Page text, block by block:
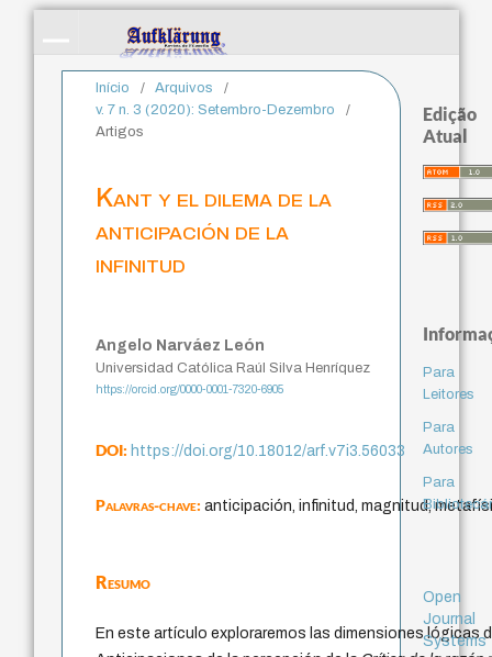
Início / Arquivos
/
v. 7 n. 3 (2020): Setembro-Dezembro
/
Artigos
Kant y el dilema de la
anticipación de la
infinitud
Angelo Narváez León
Universidad Católica Raúl Silva Henríquez
https://orcid.org/0000-0001-7320-6905
DOI:https://doi.org/10.18012/arf.v7i3.56033
Palavras-chave:anticipación, infinitud, magnitud,
Resumo
En este artículo exploraremos las dimensiones lógicas
Edição
Atual
Para
Leitores
Para
Autores
Para
Open
Journal
Systems